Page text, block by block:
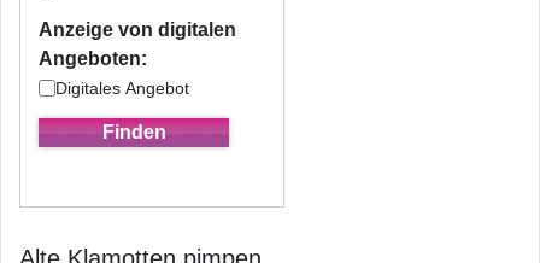
Anzeige von digitalen
Angeboten:
Digitales Angebot